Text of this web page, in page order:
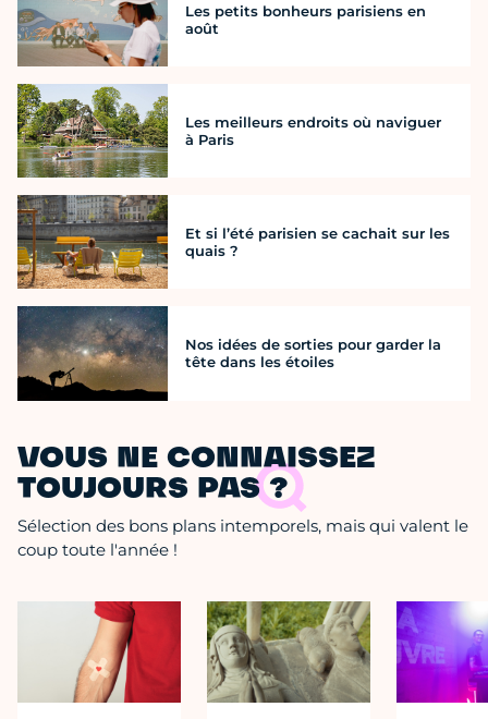
Les petits bonheurs parisiens en
août
Les meilleurs endroits où naviguer
à Paris
Et si l’été parisien se cachait sur les
quais ?
Nos idées de sorties pour garder la
tête dans les étoiles
VOUS NE CONNAISSEZ
TOUJOURS PAS ?
Sélection des bons plans intemporels, mais qui valent le
coup toute l'année !